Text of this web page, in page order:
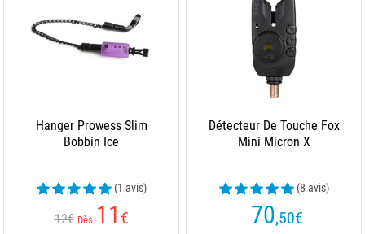
Hanger Prowess Slim
Bobbin Ice
(1 avis)
12€ Dès 11 €
Détecteur De Touche Fox
Mini Micron X
(8 avis)
70,50€